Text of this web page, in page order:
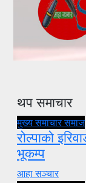
थप समाचार
मुख्य समाचारसमाज
रोल्पाको
भूकम्प
आहा सञ्चार